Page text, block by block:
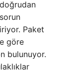
doğrudan
Paket
göre
bulunuyor.